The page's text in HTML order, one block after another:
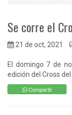
Se corre el
21 de oct, 2021
El domingo 7 de
edición del Cross
Compartir